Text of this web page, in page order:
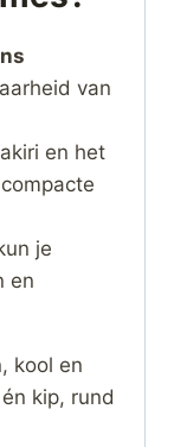
van
en het
je
en
kool en
kip, rund